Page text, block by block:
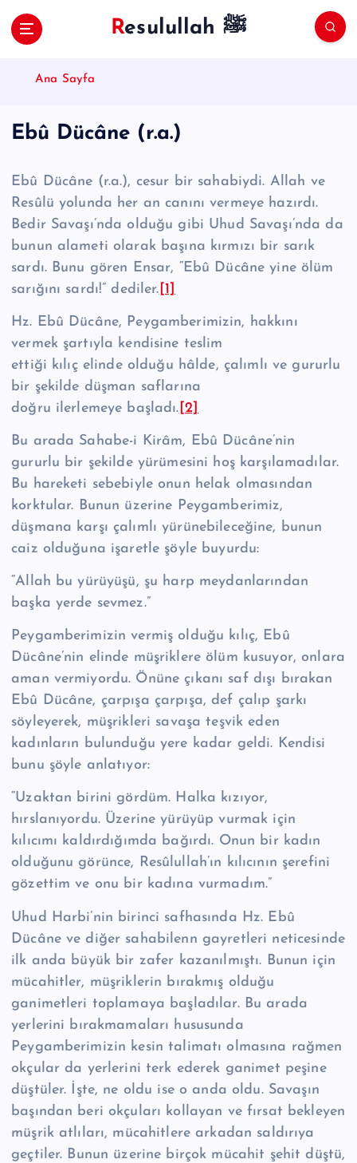
Resulullah ﷺ
Ana Sayfa
Ebû Dücâne (r.a.)
Ebû Dücâne (r.a.), cesur bir sahabiydi. Allah ve
Resûlü yolunda her an canını vermeye hazırdı.
Bedir Savaşı’nda olduğu gibi Uhud Savaşı’nda da
bunun alame­ti olarak ba­şına kırmızı bir sarık
sardı. Bunu gören Ensar, “Ebû Dücâne yine ölüm
sarığını sardı!” dediler. [1]
Hz. Ebû Dücâne, Peygamberimizin, hakkını
vermek şartıyla kendisine teslim
et­tiği kılıç elinde olduğu hâlde, çalımlı ve gururlu
bir şekilde düşman saflarına
doğ­ru ilerlemeye başladı. [2]
Bu arada Sahabe-i Kirâm, Ebû Dücâne’nin
gururlu bir şekilde yürümesini hoş karşılamadılar.
Bu hareketi sebebiyle onun helak olmasından
korktular. Bunun üzerine Peygamberimiz,
düşmana karşı çalımlı yürünebileceğine, bunun
caiz olduğuna işaretle şöyle buyurdu:
“Allah bu yürüyüşü, şu harp meydanlarından
başka yerde sevmez.”
Peygam­berimizin vermiş olduğu kılıç, Ebû
Dücâne’nin elinde müşriklere ölüm kusu­yor, onlara
aman vermiyordu. Önüne çıkanı saf dışı bırakan
Ebû Dücâne, çarpı­şa çarpışa, def çalıp şarkı
söyleyerek, müşrikleri savaşa teşvik eden
kadınların bulunduğu yere kadar geldi. Kendisi
bunu şöyle anlatıyor:
“Uzaktan birini gördüm. Halka kızıyor,
hırslanıyordu. Üzerine yürüyüp vur­mak için
kılıcımı kaldırdığımda bağırdı. Onun bir kadın
olduğunu görünce, Re­sû­lul­lah’ın kılıcının şerefini
gözettim ve onu bir kadına vurmadım.”
Uhud Harbi’nin birinci safhasında Hz. Ebû
Dücâne ve diğer sahabilenn gay­retleri neticesinde
ilk anda büyük bir zafer kazanılmıştı. Bunun için
mücahitler, müşriklerin bırakmış olduğu
ganimetleri toplamaya başladılar. Bu arada
yerle­rini bırakmamaları hususunda
Peygamberimizin kesin talimatı olmasına rağmen
okçular da yerlerini terk ederek ganimet peşine
düştüler. İşte, ne oldu ise o anda oldu. Savaşın
başından beri okçuları kollayan ve fırsat bekleyen
müşrik at­lıları, mücahitlere arkadan saldırıya
geçtiler. Bunun üzerine birçok mücahit şe­hit düştü,